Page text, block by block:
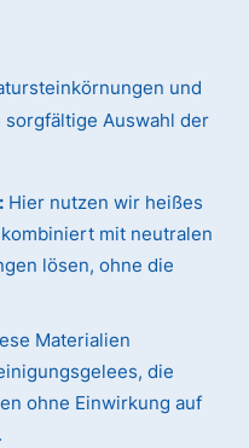
und
Auswahl der
Hier nutzen wir heißes
mit neutralen
lösen, ohne die
Materialien
die
ohne Einwirkung auf